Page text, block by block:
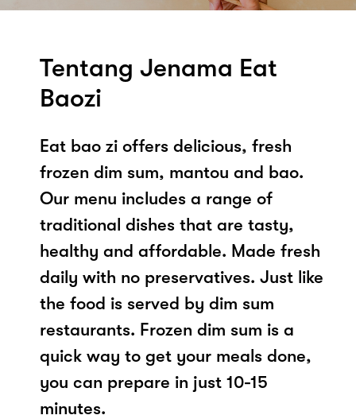
Tentang Jenama Eat
Baozi
Eat bao zi offers delicious, fresh
frozen dim sum, mantou and bao.
Our menu includes a range of
traditional dishes that are tasty,
healthy and affordable. Made fresh
daily with no preservatives. Just like
the food is served by dim sum
restaurants. Frozen dim sum is a
quick way to get your meals done,
you can prepare in just 10-15
minutes.